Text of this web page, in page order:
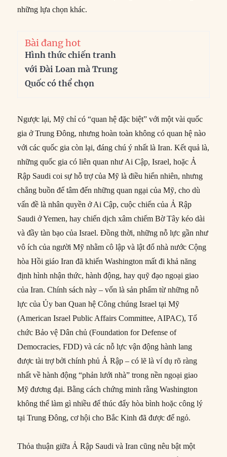
những lựa chọn khác.
Bài đang hot
Hình thức chiến tranh
với Đài Loan mà Trung
Quốc có thể chọn
Ngược lại, Mỹ chỉ có “quan hệ đặc biệt” với một vài quốc
gia ở Trung Đông, nhưng hoàn toàn không có quan hệ nào
với các quốc gia còn lại, đáng chú ý nhất là Iran. Kết quả là,
những quốc gia có liên quan như Ai Cập, Israel, hoặc Ả
Rập Saudi coi sự hỗ trợ của Mỹ là điều hiển nhiên, nhưng
chẳng buồn để tâm đến những quan ngại của Mỹ, cho dù
vấn đề là nhân quyền ở Ai Cập, cuộc chiến của Ả Rập
Saudi ở Yemen, hay chiến dịch xâm chiếm Bờ Tây kéo dài
và đầy tàn bạo của Israel. Đồng thời, những nỗ lực gần như
vô ích của người Mỹ nhằm cô lập và lật đổ nhà nước Cộng
hòa Hồi giáo Iran đã khiến Washington mất đi khả năng
định hình nhận thức, hành động, hay quỹ đạo ngoại giao
của Iran. Chính sách này – vốn là sản phẩm từ những nỗ
lực của Ủy ban Quan hệ Công chúng Israel tại Mỹ
(American Israel Public Affairs Committee, AIPAC), Tổ
chức Bảo vệ Dân chủ (Foundation for Defense of
Democracies, FDD) và các nỗ lực vận động hành lang
được tài trợ bởi chính phủ Ả Rập – có lẽ là ví dụ rõ ràng
nhất về hành động “phản lưới nhà” trong nền ngoại giao
Mỹ đương đại. Bằng cách chứng minh rằng Washington
không thể làm gì nhiều để thúc đẩy hòa bình hoặc công lý
tại Trung Đông, cơ hội cho Bắc Kinh đã được để ngỏ.
Thỏa thuận giữa Ả Rập Saudi và Iran cũng nêu bật một